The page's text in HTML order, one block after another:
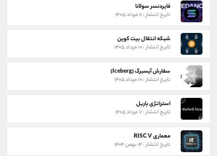
فایردنسر سولانا
تاریخ انتشار : ۱۱ مرداد ۱۴۰۵
شبکه انتقال بیت کوین
تاریخ انتشار : ۱۰ مرداد ۱۴۰۵
سفارش آیسبرگ (Iceberg)
تاریخ انتشار : ۱۰ مرداد ۱۴۰۵
استراتژی باربل
تاریخ انتشار : ۷ مرداد ۱۴۰۵
معماری RISC V
تاریخ انتشار : ۱۴ بهمن ۱۴۰۴